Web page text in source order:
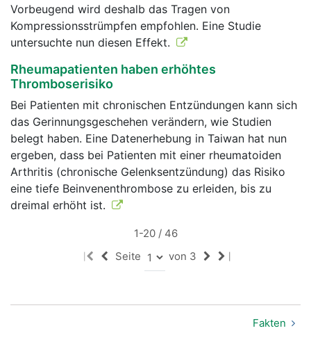
Vorbeugend wird deshalb das Tragen von
Kompressionsstrümpfen empfohlen. Eine Studie
untersuchte nun diesen Effekt.
Rheumapatienten haben erhöhtes
Thromboserisiko
Bei Patienten mit chronischen Entzündungen kann sich
das Gerinnungsgeschehen verändern, wie Studien
belegt haben. Eine Datenerhebung in Taiwan hat nun
ergeben, dass bei Patienten mit einer rheumatoiden
Arthritis (chronische Gelenksentzündung) das Risiko
eine tiefe Beinvenenthrombose zu erleiden, bis zu
dreimal erhöht ist.
1-20 / 46
Seite von 3
Fakten